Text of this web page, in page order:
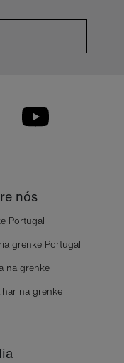
nós
Portugal
grenke Portugal
na grenke
na grenke